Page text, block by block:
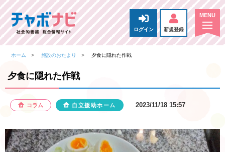
ログイン 新規登録
ホーム 施設のおたより 夕食に隠れた作戦
夕食に隠れた作戦
コラム 自立援助ホーム 2023/11/18 15:57